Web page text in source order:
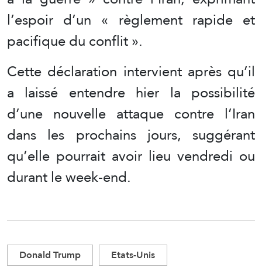
l’espoir d’un « règlement rapide et
pacifique du conflit ».
Cette déclaration intervient après qu’il
a laissé entendre hier la possibilité
d’une nouvelle attaque contre l’Iran
dans les prochains jours, suggérant
qu’elle pourrait avoir lieu vendredi ou
durant le week-end.
Donald Trump
Etats-Unis